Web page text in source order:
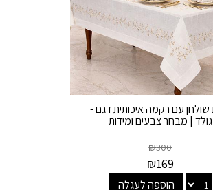
עם רקמה איכותית דגם -
גולד | מבחר צבעים ומידות
₪300
₪169
הוספה לעגלה